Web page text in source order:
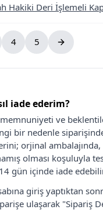
Hakiki Deri İşlemeli
4 5
iade ederim?
ve
bir nedenle
orjinal ambalajında,
olması koşuluyla
gün içinde iade
giriş yaptıktan
ulaşarak "Sipariş